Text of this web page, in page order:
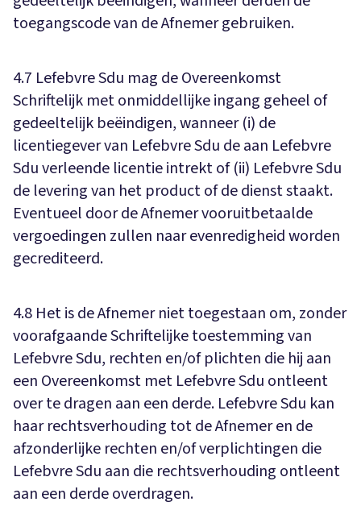
toegangscode van de Afnemer gebruiken.
4.7 Lefebvre Sdu mag de Overeenkomst
Schriftelijk met onmiddellijke ingang geheel of
gedeeltelijk beëindigen, wanneer (i) de
licentiegever van Lefebvre Sdu de aan Lefebvre
Sdu verleende licentie intrekt of (ii) Lefebvre Sdu
de levering van het product of de dienst staakt.
Eventueel door de Afnemer vooruitbetaalde
vergoedingen zullen naar evenredigheid worden
gecrediteerd.
4.8 Het is de Afnemer niet toegestaan om, zonder
voorafgaande Schriftelijke toestemming van
Lefebvre Sdu, rechten en/of plichten die hij aan
een Overeenkomst met Lefebvre Sdu ontleent
over te dragen aan een derde. Lefebvre Sdu kan
haar rechtsverhouding tot de Afnemer en de
afzonderlijke rechten en/of verplichtingen die
Lefebvre Sdu aan die rechtsverhouding ontleent
aan een derde overdragen.